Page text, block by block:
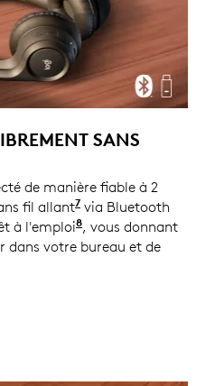
SANS
de manière fiable à 2
fil allant7 jusqu'à 30
via Bluetooth
à l'emploi8Pour les versions
, vous donnant
dans votre bureau et de